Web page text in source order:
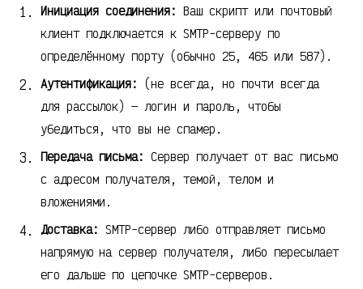
Инициация соединения: Ваш скрипт или почтовый
клиент подключается к SMTP-серверу по
определённому порту (обычно 25, 465 или 587).
Аутентификация:
(не всегда, но почти всегда
для рассылок) — логин и пароль, чтобы
убедиться, что вы не спамер.
Передача письма: Сервер получает от вас письмо
с адресом получателя, темой, телом и
вложениями.
Доставка: SMTP-сервер либо отправляет письмо
напрямую на сервер получателя, либо пересылает
его дальше по цепочке SMTP-серверов.